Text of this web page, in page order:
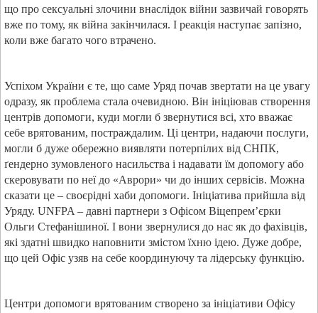
що про сексуальні злочини внаслідок війни зазвичай говорять
вже по тому, як війна закінчилася. І реакція наступає запізно,
коли вже багато чого втрачено.
Успіхом України є те, що саме Уряд почав звертати на це увагу
одразу, як проблема стала очевидною. Він ініціював створення
центрів допомоги, куди могли б звернутися всі, хто вважає
себе врятованим, постраждалим. Ці центри, надаючи послуги,
могли б дуже обережно виявляти потерпілих від СНПК,
ґендерно зумовленого насильства і надавати їм допомогу або
скеровувати по неї до «Аврори» чи до інших сервісів. Можна
сказати це – своєрідні хаби допомоги. Ініціатива прийшла від
Уряду. UNFPA – давні партнери з Офісом Віцепрем’єрки
Ольги Стефанішиної. І вони звернулися до нас як до фахівців,
які здатні швидко наповнити змістом їхню ідею. Дуже добре,
що цей Офіс узяв на себе координуючу та лідерську функцію.
Центри допомоги врятованим створено за ініціативи Офісу